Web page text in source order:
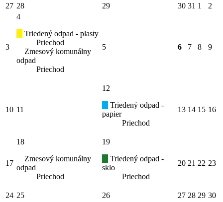
27 28 29 30 31 1 2
3
4
Triedený odpad - plasty
Priechod
Zmesový komunálny
odpad
Priechod
5 6 7 8 9
10 11
12
Triedený odpad -
papier
Priechod
13 14 15 16
17
18
Zmesový komunálny
odpad
Priechod
19
Triedený odpad -
sklo
Priechod
20 21 22 23
24 25 26 27 28 29 30